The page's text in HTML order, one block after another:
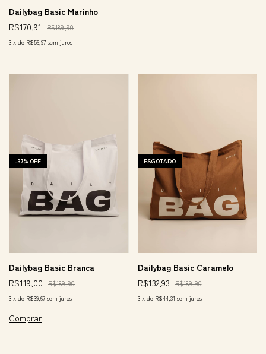
Dailybag Basic Marinho
R$170,91
R$189,90
3 x de R$56,97 sem juros
-37% OFF
Dailybag Basic Branca
R$119,00
R$189,90
3 x de R$39,67 sem juros
ESGOTADO
Dailybag Basic Caramelo
R$132,93 R$189,90
3 x de R$44,31 sem juros